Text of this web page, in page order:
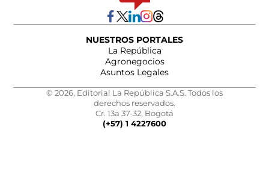
NUESTROS PORTALES
La República
Agronegocios
Asuntos Legales
© 2026, Editorial La República S.A.S. Todos los
derechos reservados.
Cr. 13a 37-32, Bogotá
(+57) 1 4227600